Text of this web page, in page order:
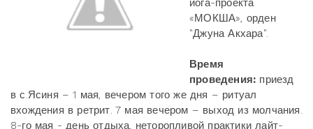
йога-проекта
«МОКША», орден
"Джуна Акхара".
Время
проведения: приезд
в с.Ясиня – 1 мая, вечером того же дня – ритуал
вхождения в ретрит. 7 мая вечером – выход из молчания.
8-го мая - день отдыха, неторопливой практики лайт-